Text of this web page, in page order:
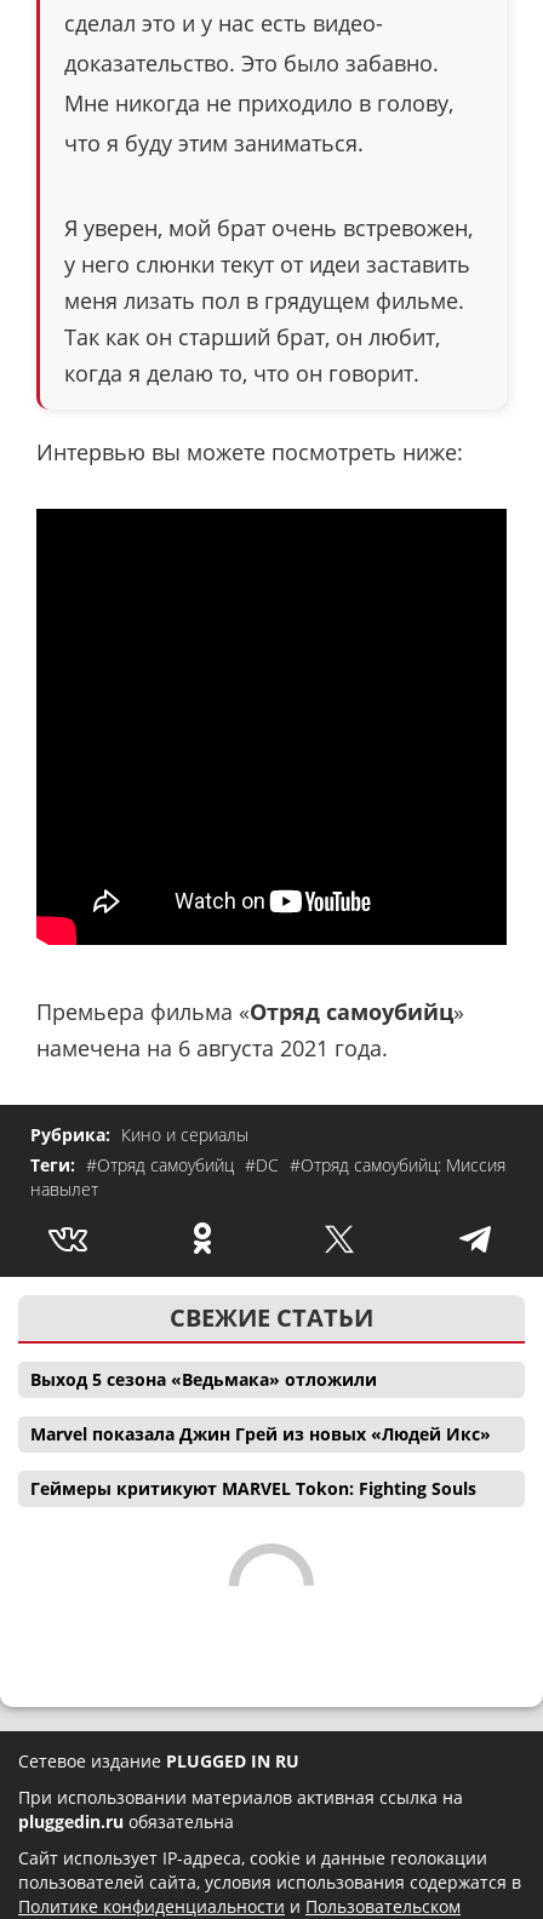
сделал это и у нас есть видео-
доказательство. Это было забавно.
Мне никогда не приходило в голову,
что я буду этим заниматься.
Я уверен, мой брат очень встревожен,
у него слюнки текут от идеи заставить
меня лизать пол в грядущем фильме.
Так как он старший брат, он любит,
когда я делаю то, что он говорит.
Интервью вы можете посмотреть ниже:
Премьера фильма «Отряд самоубийц»
намечена на 6 августа 2021 года.
Рубрика: Кино и сериалы
Теги: #Отряд самоубийц #DC #Отряд самоубийц: Миссия
навылет
СВЕЖИЕ СТАТЬИ
Выход 5 сезона «Ведьмака» отложили
Marvel показала Джин Грей из новых «Людей Икс»
Геймеры критикуют MARVEL Tokon: Fighting Souls
Сетевое издание PLUGGED IN RU
При использовании материалов активная ссылка на
pluggedin.ru обязательна
Сайт использует IP-адреса, cookie и данные геолокации
пользователей сайта, условия использования содержатся в
Политике конфиденциальности и Пользовательском